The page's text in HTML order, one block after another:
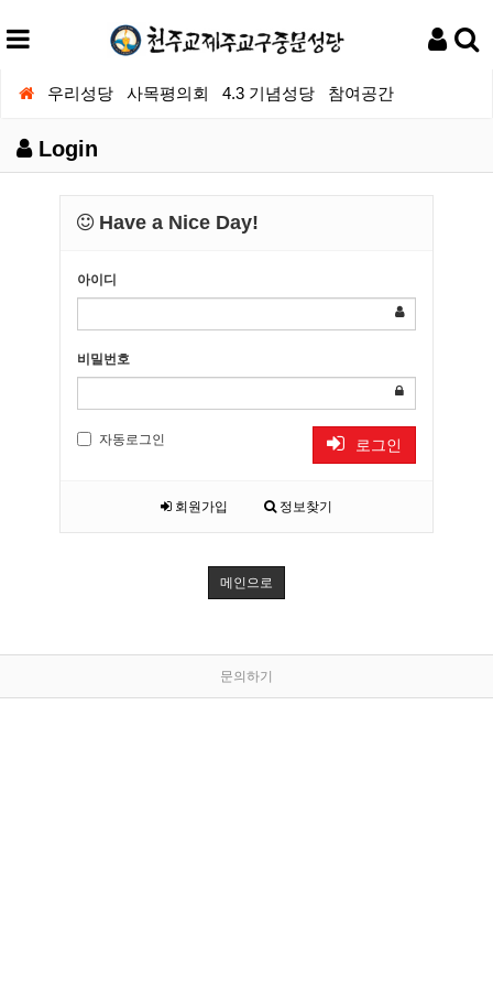
우리성당 사목평의회 4.3 기념성당 참여공간
Login
Have a Nice Day!
아이디
비밀번호
자동로그인 로그인
회원가입 정보찾기
메인으로
문의하기